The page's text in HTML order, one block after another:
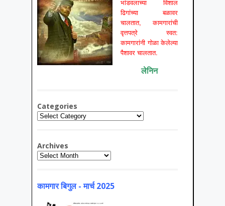
भांडवलाच्या विशाल
ढिगांच्या बळावर
चालतात, कामगारांची
वृत्तपत्रे स्वत:
कामगारांनी गोळा केलेल्या
पैशावर चालतात.
लेनिन
Categories
Categories
Archives
Archives
कामगार बिगुल - मार्च 2025